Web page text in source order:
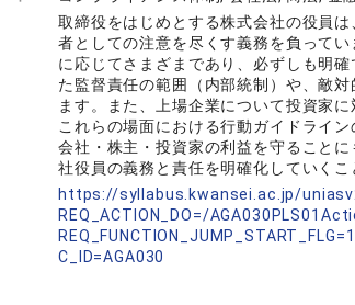
取締役をはじめとする株式会社の役員
者としての注意を尽くす義務を負って
に応じてさまざまであり、必ずしも明
た監督責任の範囲（内部統制）や、敵
ます。また、上場企業について投資家
これらの場面における行動ガイドライ
会社・株主・投資家の利益を守ること
社役員の義務と責任を明確化していくこ
https://syllabus.kwansei.ac.jp/
REQ_ACTION_DO=/
C_ID=AGA030